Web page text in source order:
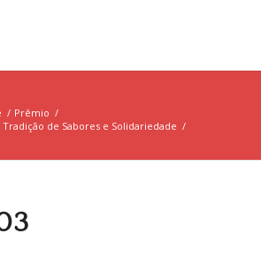
/ Prêmio /
de Sabores e Solidariedade /